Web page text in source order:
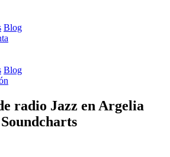
Blog
Blog
radio Jazz en Argelia